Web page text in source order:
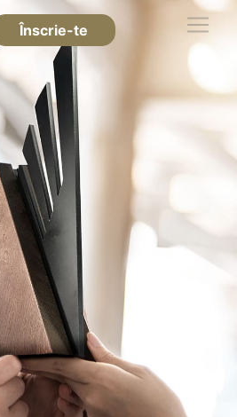
Înscrie-te